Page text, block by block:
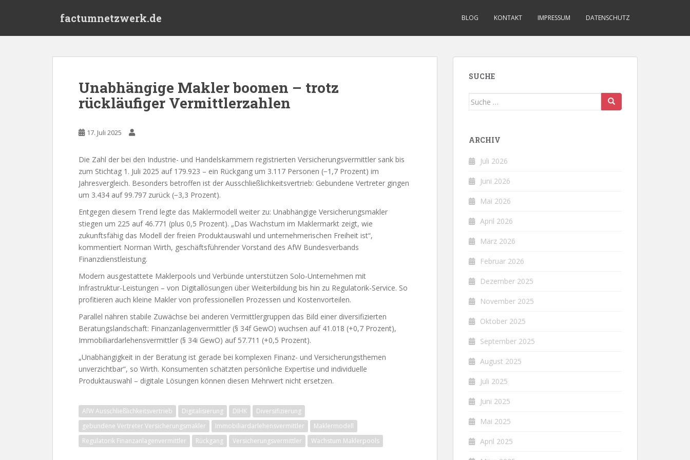
factumnetzwerk.de BLOG KONTAKT IMPRESSUM DATENSCHUTZ
Unabhängige Makler boomen – trotz
rückläufiger Vermittlerzahlen
17. Juli 2025
Die Zahl der bei den Industrie- und Handelskammern registrierten Versicherungsvermittler sank bis
zum Stichtag 1. Juli 2025 auf 179.923 – ein Rückgang um 3.117 Personen (−1,7 Prozent) im
Jahresvergleich. Besonders betroffen ist der Ausschließlichkeitsvertrieb: Gebundene Vertreter gingen
um 3.434 auf 99.797 zurück (−3,3 Prozent).
Entgegen diesem Trend legte das Maklermodell weiter zu: Unabhängige Versicherungsmakler
stiegen um 225 auf 46.771 (plus 0,5 Prozent). „Das Wachstum im Maklermarkt zeigt, wie
zukunftsfähig das Modell der freien Produktauswahl und unternehmerischen Freiheit ist“,
kommentiert Norman Wirth, geschäftsführender Vorstand des AfW Bundesverbands
Finanzdienstleistung.
Modern ausgestattete Maklerpools und Verbünde unterstützen Solo-Unternehmen mit
Infrastruktur-Leistungen – von Digitallösungen über Weiterbildung bis hin zu Regulatorik-Service. So
profitieren auch kleine Makler von professionellen Prozessen und Kostenvorteilen.
Parallel nähren stabile Zuwächse bei anderen Vermittlergruppen das Bild einer diversifizierten
Beratungslandschaft: Finanzanlagenvermittler (§ 34f GewO) wuchsen auf 41.018 (+0,7 Prozent),
Immobiliardarlehensvermittler (§ 34i GewO) auf 57.711 (+0,5 Prozent).
„Unabhängigkeit in der Beratung ist gerade bei komplexen Finanz- und Versicherungsthemen
unverzichtbar“, so Wirth. Konsumenten schätzten persönliche Expertise und individuelle
Produktauswahl – digitale Lösungen können diesen Mehrwert nicht ersetzen.
AfW Ausschließlichkeitsvertrieb Digitalisierung DIHK
Diversifizierung
gebundene Vertreter Versicherungsmakler
Immobiliardarlehensvermittler
Maklermodell
Regulatorik Finanzanlagenvermittler
Rückgang Versicherungsvermittler Wachstum Maklerpools
SUCHE
Suche
ARCHIV
Juli 2026
Juni 2026
Mai 2026
April 2026
März 2026
Februar 2026
Dezember 2025
November 2025
Oktober 2025
September 2025
August 2025
Juli 2025
Juni 2025
Mai 2025
April 2025